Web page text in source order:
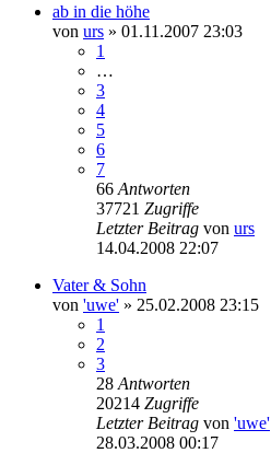
ab in die höhe
von urs » 01.11.2007 23:03
1
…
3
4
5
6
7
66 Antworten
37721 Zugriffe
Letzter Beitrag von urs
14.04.2008 22:07
Vater & Sohn
von 'uwe' » 25.02.2008 23:15
1
2
3
28 Antworten
20214 Zugriffe
Letzter Beitrag von 'uwe'
28.03.2008 00:17